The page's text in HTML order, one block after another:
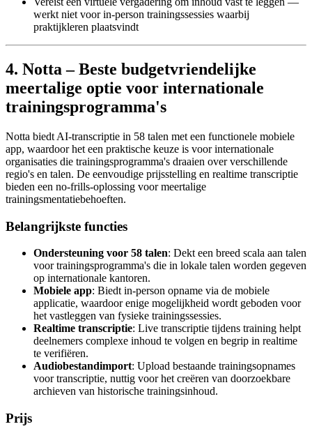
werkt niet voor in-person trainingssessies waarbij
praktijkleren plaatsvindt
4. Notta – Beste budgetvriendelijke
meertalige optie voor internationale
trainingsprogramma's
Notta biedt AI-transcriptie in 58 talen met een functionele mobiele
app, waardoor het een praktische keuze is voor internationale
organisaties die trainingsprogramma's draaien over verschillende
regio's en talen. De eenvoudige prijsstelling en realtime transcriptie
bieden een no-frills-oplossing voor meertalige
trainingsmentatiebehoeften.
Belangrijkste functies
Ondersteuning voor 58 talen: Dekt een breed scala aan talen
voor trainingsprogramma's die in lokale talen worden gegeven
op internationale kantoren.
Mobiele app: Biedt in-person opname via de mobiele
applicatie, waardoor enige mogelijkheid wordt geboden voor
het vastleggen van fysieke trainingssessies.
Realtime transcriptie: Live transcriptie tijdens training helpt
deelnemers complexe inhoud te volgen en begrip in realtime
te verifiëren.
Audiobestandimport: Upload bestaande trainingsopnames
voor transcriptie, nuttig voor het creëren van doorzoekbare
archieven van historische trainingsinhoud.
Prijs